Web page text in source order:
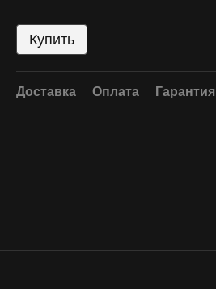
Купить
Доставка Оплата Гарантия